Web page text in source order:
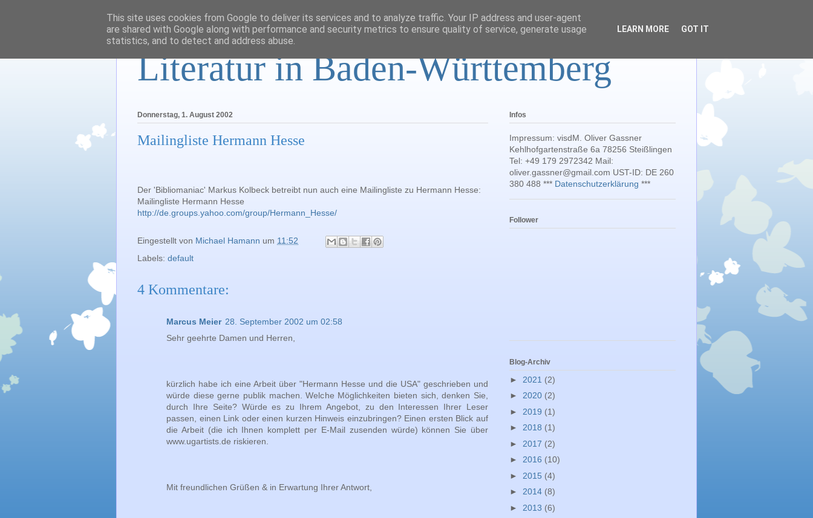
Literatur in Baden-Württemberg
Donnerstag, 1. August 2002
Mailingliste Hermann Hesse
Der 'Bibliomaniac' Markus Kolbeck betreibt nun auch eine Mailingliste zu Hermann Hesse:
Mailingliste Hermann Hesse
http://de.groups.yahoo.com/group/Hermann_Hesse/
Eingestellt von Michael Hamann um 11:52
Labels: default
4 Kommentare:
Marcus Meier 28. September 2002 um 02:58
Sehr geehrte Damen und Herren,
kürzlich habe ich eine Arbeit über "Hermann Hesse und die USA" geschrieben und
würde diese gerne publik machen. Welche Möglichkeiten bieten sich, denken Sie,
durch Ihre Seite? Würde es zu Ihrem Angebot, zu den Interessen Ihrer Leser
passen, einen Link oder einen kurzen Hinweis einzubringen? Einen ersten Blick auf
die Arbeit (die ich Ihnen komplett per E-Mail zusenden würde) können Sie über
www.ugartists.de riskieren.
Mit freundlichen Grüßen & in Erwartung Ihrer Antwort,
Infos
Impressum: visdM. Oliver Gassner
Kehlhofgartenstraße 6a 78256 Steißlingen
Tel: +49 179 2972342 Mail:
oliver.gassner@gmail.com UST-ID: DE 260
380 488 *** Datenschutzerklärung ***
Follower
Blog-Archiv
► 2021 (2)
► 2020 (2)
► 2019 (1)
► 2018 (1)
► 2017 (2)
► 2016 (10)
► 2015 (4)
► 2014 (8)
► 2013 (6)
This site uses cookies from Google to deliver its services and to analyze traffic. Your IP address and user-agent
are shared with Google along with performance and security metrics to ensure quality of service, generate usage
statistics, and to detect and address abuse.
LEARN MORE GOT IT